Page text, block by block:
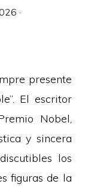
·
presente
El escritor
Nobel,
y sincera
los
figuras de la